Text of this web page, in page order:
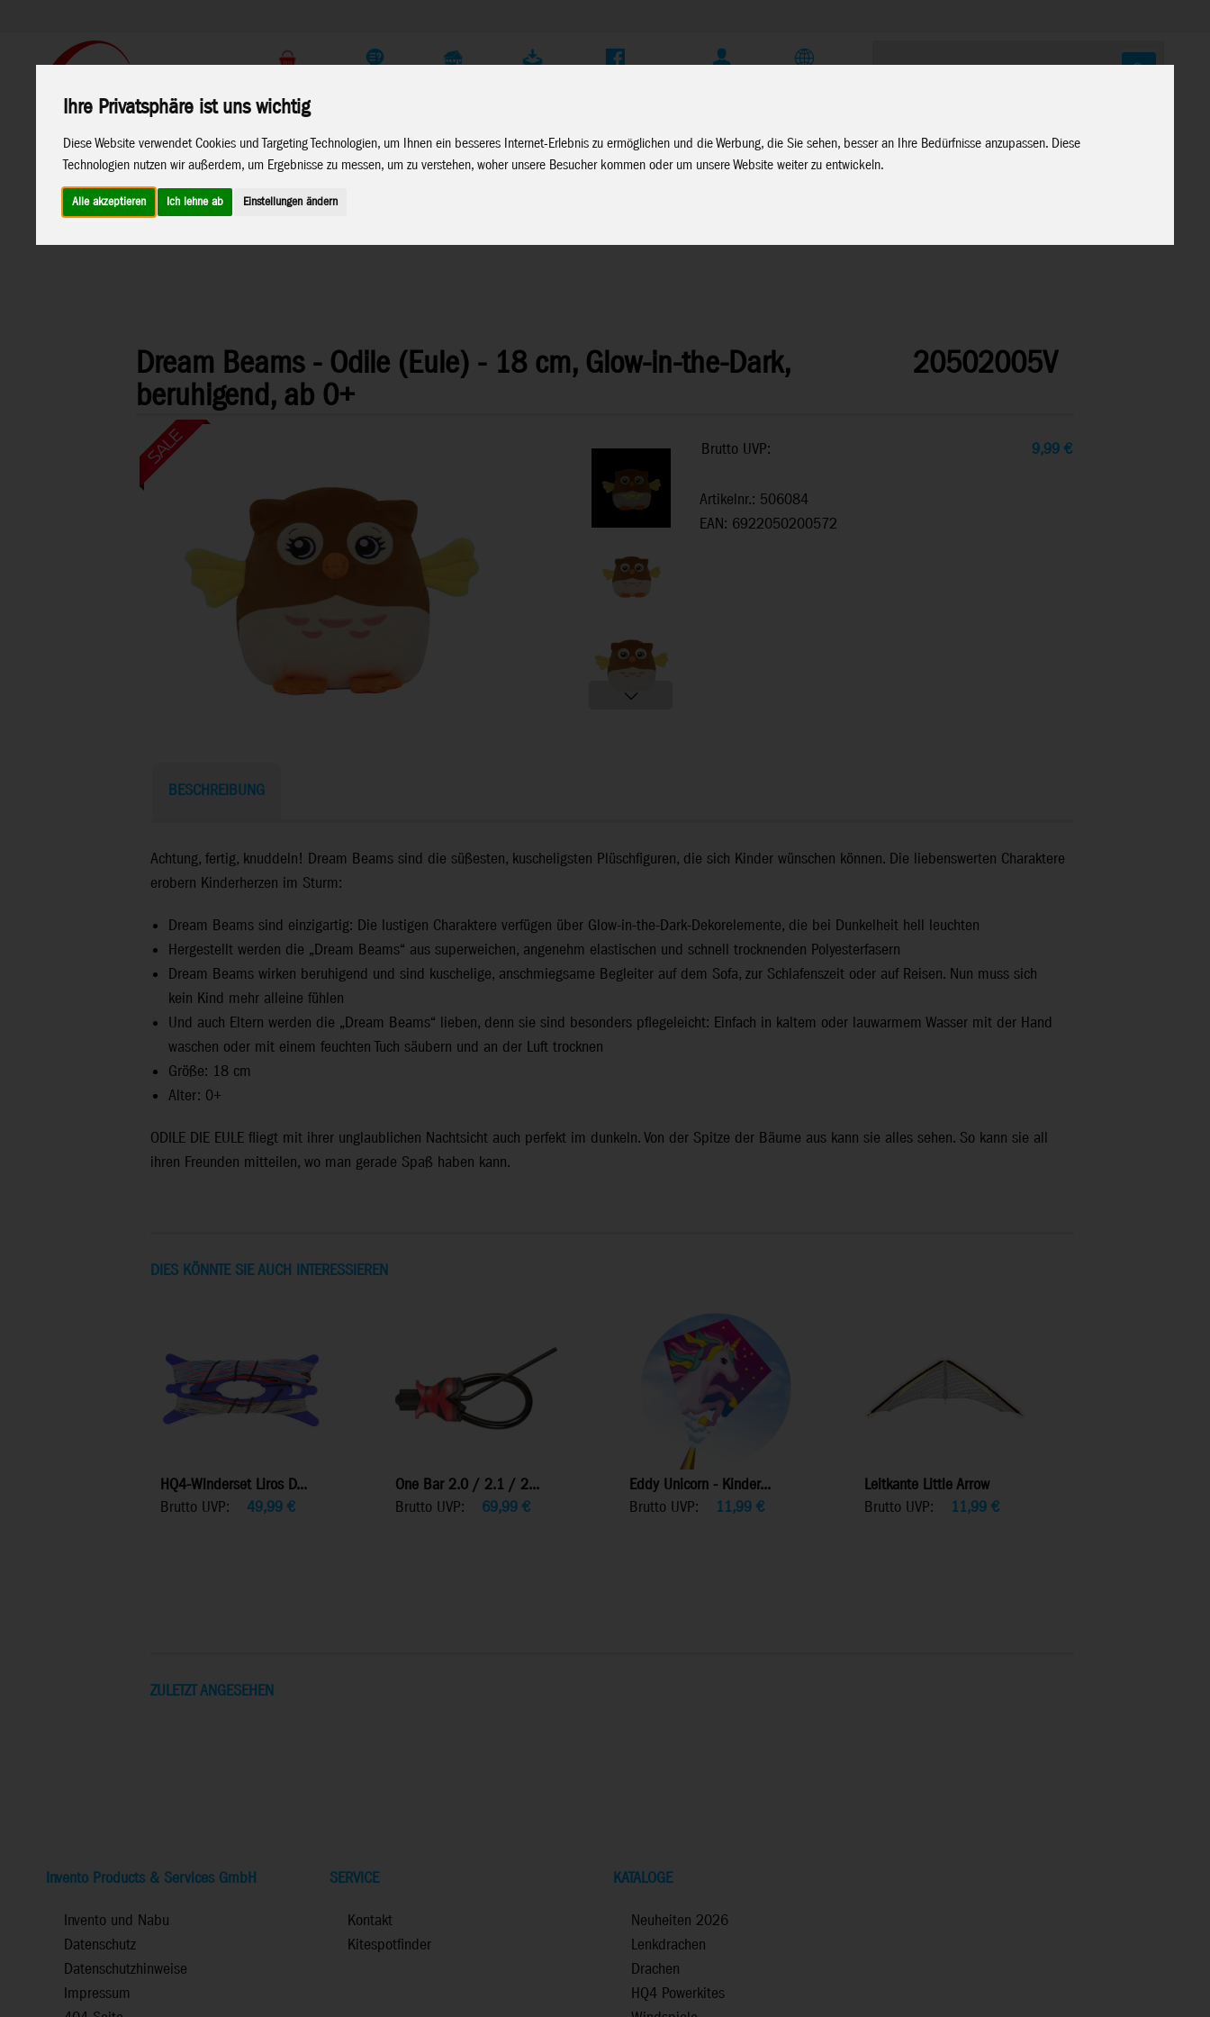
Ihre Privatsphäre ist uns wichtig
Diese Website verwendet Cookies und Targeting Technologien, um Ihnen ein besseres Internet-Erlebnis zu ermöglichen und die Werbung, die Sie sehen, besser an Ihre Bedürfnisse anzupassen. Diese
Technologien nutzen wir außerdem, um Ergebnisse zu messen, um zu verstehen, woher unsere Besucher kommen oder um unsere Website weiter zu entwickeln.
Alle akzeptieren Ich lehne ab Einstellungen ändern
Home Marken
Dream Beams - Odile (Eule) - 18 cm, Glow-in-the-Dark,
beruhigend, ab 0+
20502005V
Brutto UVP: 9,99€
Artikelnr.: 506084
EAN: 6922050200572
BESCHREIBUNG
Achtung, fertig, knuddeln! Dream Beams sind die süßesten, kuscheligsten Plüschfiguren, die sich Kinder wünschen können. Die liebenswerten Charaktere
erobern Kinderherzen im Sturm:
Dream Beams sind einzigartig: Die lustigen Charaktere verfügen über Glow-in-the-Dark-Dekorelemente, die bei Dunkelheit hell leuchten
Hergestellt werden die „Dream Beams“ aus superweichen, angenehm elastischen und schnell trocknenden Polyesterfasern
Dream Beams wirken beruhigend und sind kuschelige, anschmiegsame Begleiter auf dem Sofa, zur Schlafenszeit oder auf Reisen. Nun muss sich
kein Kind mehr alleine fühlen
Und auch Eltern werden die „Dream Beams“ lieben, denn sie sind besonders pflegeleicht: Einfach in kaltem oder lauwarmem Wasser mit der Hand
waschen oder mit einem feuchten Tuch säubern und an der Luft trocknen
Größe: 18 cm
Alter: 0+
ODILE DIE EULE fliegt mit ihrer unglaublichen Nachtsicht auch perfekt im dunkeln. Von der Spitze der Bäume aus kann sie alles sehen. So kann sie all
ihren Freunden mitteilen, wo man gerade Spaß haben kann.
DIES KÖNNTE SIE AUCH INTERESSIEREN
HQ4-Winderset Liros D...
Brutto UVP:
49,99 €
One Bar 2.0 / 2.1 / 2...
Brutto UVP:
69,99€
Eddy Unicorn - Kinder...
Brutto UVP:
11,99 €
Leitkante Little Arrow
Brutto UVP:
11,99€
ZULETZT ANGESEHEN
Invento Products & Services GmbH
Invento und Nabu
Datenschutz
Datenschutzhinweise
Impressum
SERVICE
Kontakt
Kitespotfinder
KATALOGE
Neuheiten 2026
Lenkdrachen
Drachen
HQ4 Powerkites